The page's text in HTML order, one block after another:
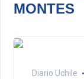
MONTES
Diario Uchile